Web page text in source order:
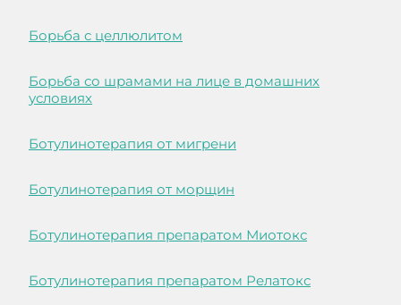
Борьба с целлюлитом
Борьба со шрамами на лице в домашних
условиях
Ботулинотерапия от мигрени
Ботулинотерапия от морщин
Ботулинотерапия препаратом Миотокс
Ботулинотерапия препаратом Релатокс